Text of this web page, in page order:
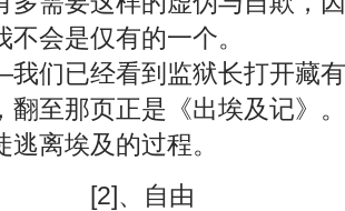
不会是仅有的一个。
已经看到监狱长打开藏有
翻至那页正是《出埃及记》
逃离埃及的过程。
自由